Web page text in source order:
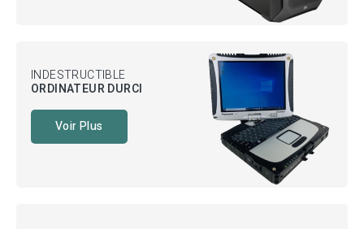
INDESTRUCTIBLE
ORDINATEUR DURCI
Voir Plus